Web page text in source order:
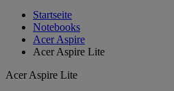
Startseite
Notebooks
Acer Aspire
Acer Aspire Lite
Acer Aspire Lite